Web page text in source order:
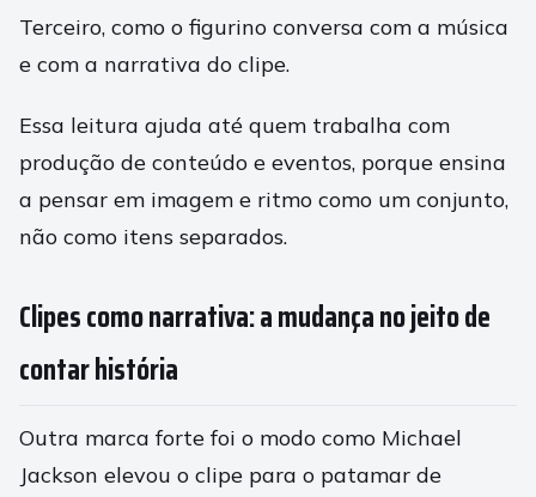
Terceiro, como o figurino conversa com a música
e com a narrativa do clipe.
Essa leitura ajuda até quem trabalha com
produção de conteúdo e eventos, porque ensina
a pensar em imagem e ritmo como um conjunto,
não como itens separados.
Clipes como narrativa: a mudança no jeito de
contar história
Outra marca forte foi o modo como Michael
Jackson elevou o clipe para o patamar de